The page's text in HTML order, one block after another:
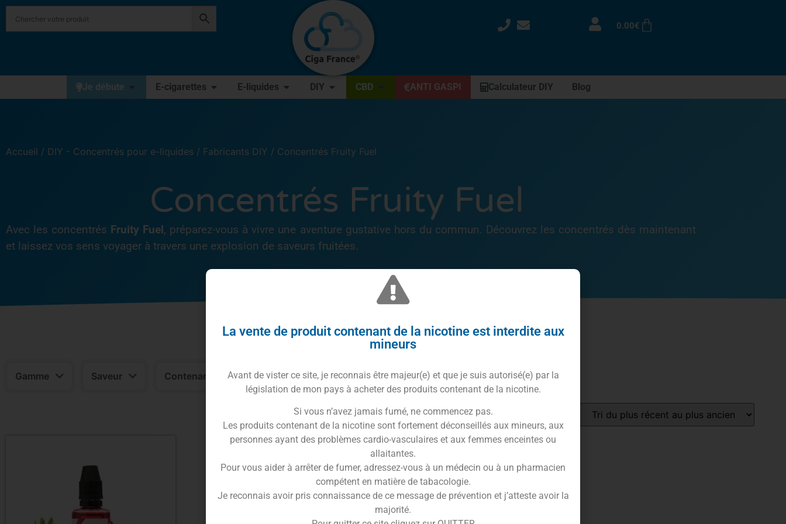
0.00€
Je débute E-cigarettes E-liquides DIY CBD ANTI GASPI Calculateur DIY Blog
Accueil / DIY - Concentrés pour e-liquides / Fabricants DIY / Concentrés Fruity Fuel
Concentrés Fruity Fuel
Avec les concentrés Fruity Fuel, préparez-vous à vivre une aventure gustative hors du commun. Découvrez les concentrés dès maintenant
et laissez vos sens voyager à travers une explosion de saveurs fruitées.
Gamme Saveur Contenance
La vente de produit contenant de la nicotine est interdite aux
mineurs
Avant de vister ce site, je reconnais être majeur(e) et que je suis autorisé(e) par la
législation de mon pays à acheter des produits contenant de la nicotine.
Si vous n’avez jamais fumé, ne commencez pas.
Les produits contenant de la nicotine sont fortement déconseillés aux mineurs, aux
personnes ayant des problèmes cardio-vasculaires et aux femmes enceintes ou
allaitantes.
Pour vous aider à arrêter de fumer, adressez-vous à un médecin ou à un pharmacien
compétent en matière de tabacologie.
Je reconnais avoir pris connaissance de ce message de prévention et j’atteste avoir la
majorité.